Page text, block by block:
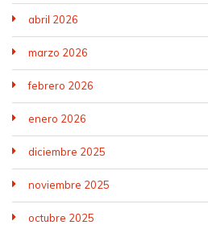
abril 2026
marzo 2026
febrero 2026
enero 2026
diciembre 2025
noviembre 2025
octubre 2025